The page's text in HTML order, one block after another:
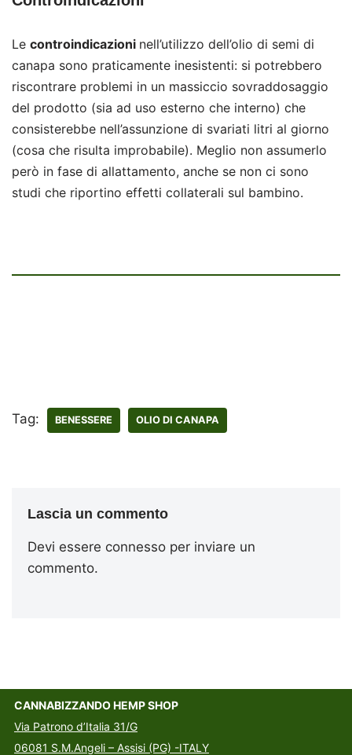
Le controindicazioni nell’utilizzo dell’olio di semi di
canapa sono praticamente inesistenti: si potrebbero
riscontrare problemi in un massiccio sovraddosaggio
del prodotto (sia ad uso esterno che interno) che
consisterebbe nell’assunzione di svariati litri al giorno
(cosa che risulta improbabile). Meglio non assumerlo
però in fase di allattamento, anche se non ci sono
studi che riportino effetti collaterali sul bambino.
Tag: BENESSERE OLIO DI CANAPA
Lascia un commento
Devi essere connesso per inviare un
commento.
CANNABIZZANDO HEMP SHOP
Via Patrono d’Italia 31/G
06081 S.M.Angeli – Assisi (PG) -ITALY